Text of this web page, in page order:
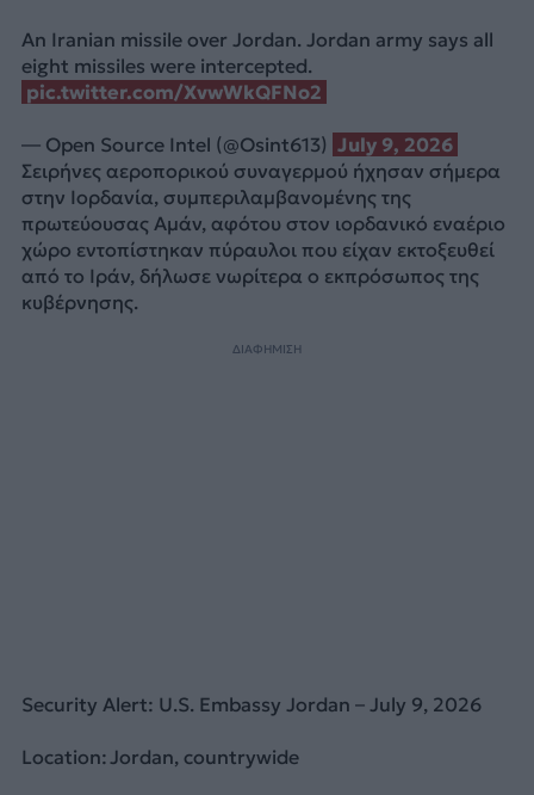
An Iranian missile over Jordan. Jordan army says all
eight missiles were intercepted.
pic.twitter.com/XvwWkQFNo2
— Open Source Intel (@Osint613) July 9, 2026
Σειρήνες αεροπορικού συναγερμού ήχησαν σήμερα
στην Ιορδανία, συμπεριλαμβανομένης της
πρωτεύουσας Αμάν, αφότου στον ιορδανικό εναέριο
χώρο εντοπίστηκαν πύραυλοι που είχαν εκτοξευθεί
από το Ιράν, δήλωσε νωρίτερα ο εκπρόσωπος της
κυβέρνησης.
ΔΙΑΦΗΜΙΣΗ
Security Alert: U.S. Embassy Jordan – July 9, 2026
Location: Jordan, countrywide